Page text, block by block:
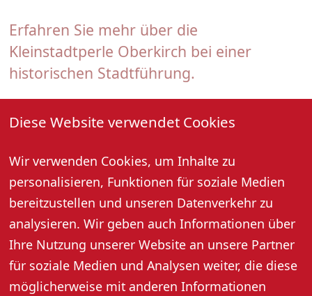
Diese Website verwendet Cookies
Wir verwenden Cookies, um Inhalte zu
personalisieren, Funktionen für soziale Medien
bereitzustellen und unseren Datenverkehr zu
analysieren. Wir geben auch Informationen über
Ihre Nutzung unserer Website an unsere Partner
für soziale Medien und Analysen weiter, die diese
möglicherweise mit anderen Informationen
Erfahren Sie mehr über die
Kleinstadtperle Oberkirch bei einer
historischen Stadtführung.
Gästebegrüßung und geführter Stadtrundgang (außer
an Feiertagen).
Treffpunkt: bei der Tourist-Information.
Anmeldung für Samstag bis 16:30 Uhr am Freitag und
für Montag bis 10:00 Uhr am gleichen Tag unter Tel.
07802 82600 erforderlich.
Mindestpersonenzahl: 6 Personen
Preis pro Person: 5,- Euro, 3,- Euro mit Gästekarte